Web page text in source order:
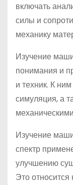
включать
силы и
механику
Изучение
понимания и
и техник. К
симуляция, а
Изучение
спектр
улучшению
Это